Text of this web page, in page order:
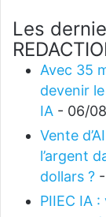
Les
Avec 35
devenir
IA - 06/
Vente
l’argent
dollars ?
PIIEC IA